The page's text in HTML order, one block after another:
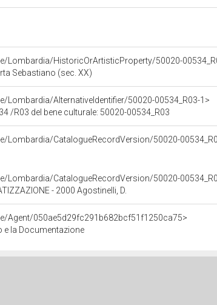
Lombardia/HistoricOrArtisticProperty/50020-
Sebastiano (sec. XX)
AlternativeIdentifier/50020-00534_R03-1>
/R03 del bene culturale: 50020-00534_R03
CatalogueRecordVersion/50020-
CatalogueRecordVersion/50020-
- 2000 Agostinelli, D.
Agent/050ae5d29fc291b682bcf51f1250ca75>
e la Documentazione